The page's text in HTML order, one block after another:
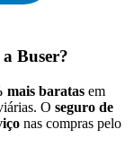
Buser?
mais baratas em
O seguro de
nas compras pelo